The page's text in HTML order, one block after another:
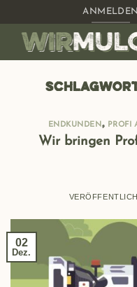
Inhalt
springen
ANMELDEN
ENDKUNDEN, PROFI
Wir bringen
02
Dez.